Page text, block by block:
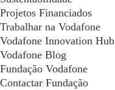
Projetos Financiados
Trabalhar na Vodafone
Vodafone Innovation Hub
Vodafone Blog
Fundação Vodafone
Contactar Fundação